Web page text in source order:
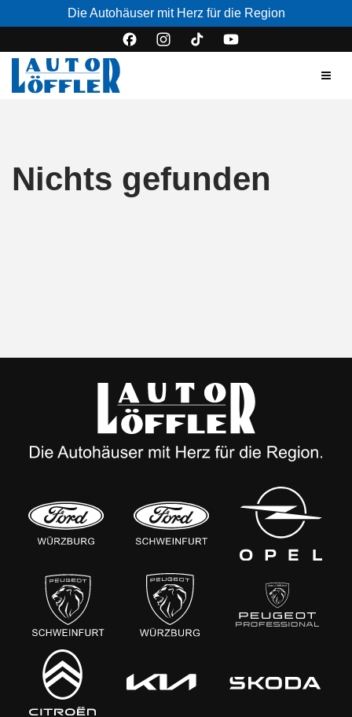
Die Autohäuser mit Herz für die Region
Nichts gefunden